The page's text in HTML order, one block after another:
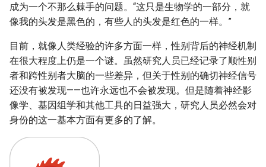
成为一个不那么棘手的问题。“这只是生物学的一部分，就
像我的头发是黑色的，有些人的头发是红色的一样。”
目前，就像人类经验的许多方面一样，性别背后的神经机制
在很大程度上仍是一个谜。虽然研究人员已经记录了顺性别
者和跨性别者大脑的一些差异，但关于性别的确切神经信号
还没有被发现——也许永远也不会被发现。但是随着神经影
像学、基因组学和其他工具的日益强大，研究人员必然会对
身份的这一基本方面有更多的了解。